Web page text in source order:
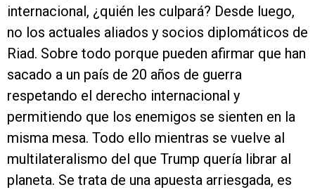
internacional, ¿quién les culpará? Desde luego,
no los actuales aliados y socios diplomáticos de
Riad. Sobre todo porque pueden afirmar que han
sacado a un país de 20 años de guerra
respetando el derecho internacional y
permitiendo que los enemigos se sienten en la
misma mesa. Todo ello mientras se vuelve al
multilateralismo del que Trump quería librar al
planeta. Se trata de una apuesta arriesgada, es